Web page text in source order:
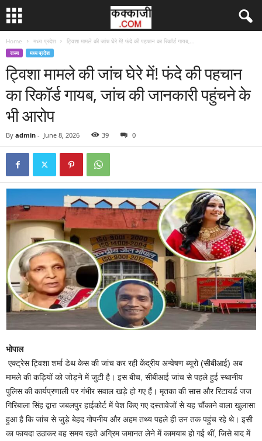
Home मध्य प्रदेश ट्विशा मामले की जांच घेरे में! फंदे की पहचान का रिकॉर्ड गायब,...
राज्य मध्य प्रदेश
ट्विशा मामले की जांच घेरे में! फंदे की पहचान
का रिकॉर्ड गायब, जांच की जानकारी पहुंचने के
भी आरोप
By admin - June 8, 2026 39 0
भोपाल
एक्ट्रेस ट्विशा शर्मा डेथ केस की जांच कर रही केंद्रीय अन्वेषण ब्यूरो (सीबीआई) अब
मामले की कड़ियों को जोड़ने में जुटी है। इस बीच, सीबीआई जांच से पहले हुई स्थानीय
पुलिस की कार्यप्रणाली पर गंभीर सवाल खड़े हो गए हैं। मृतका की सास और रिटायर्ड जज
गिरिबाला सिंह द्वारा जबलपुर हाईकोर्ट में पेश किए गए दस्तावेजों से यह चौंकाने वाला खुलासा
हुआ है कि जांच से जुड़े बेहद गोपनीय और अहम तथ्य पहले ही उन तक पहुंच रहे थे। इसी
का फायदा उठाकर वह समय रहते अग्रिम जमानत लेने में कामयाब हो गई थीं, जिसे बाद में